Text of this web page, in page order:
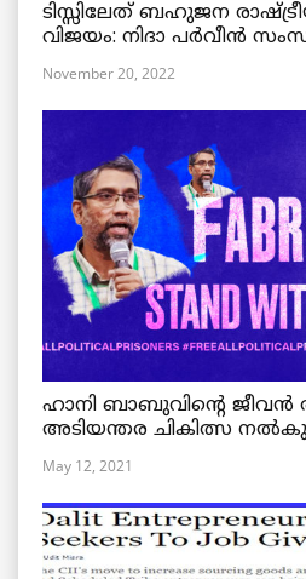
ടിസ്സിലേത് ബഹുജന
വിജയം: നിദാ പർവീൻ
November 20, 2022
ഹാനി ബാബുവിന്റെ
അടിയന്തര ചികിത്സ
May 12, 2021